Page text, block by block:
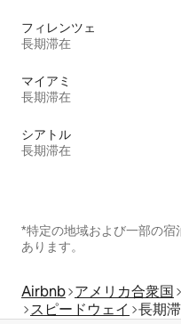
フィレンツェ
長期滞在
マイアミ
長期滞在
シアトル
長期滞在
*特定の地域および一部の
あります。
Airbnb アメリカ合衆国
スピードウェイ
長期